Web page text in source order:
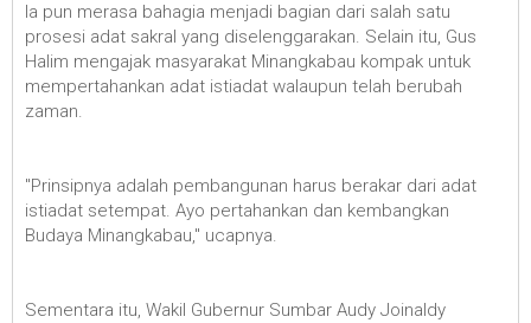
Ia pun merasa bahagia menjadi bagian dari salah satu
prosesi adat sakral yang diselenggarakan. Selain itu, Gus
Halim mengajak masyarakat Minangkabau kompak untuk
mempertahankan adat istiadat walaupun telah berubah
zaman.
"Prinsipnya adalah pembangunan harus berakar dari adat
istiadat setempat. Ayo pertahankan dan kembangkan
Budaya Minangkabau," ucapnya.
Sementara itu, Wakil Gubernur Sumbar Audy Joinaldy